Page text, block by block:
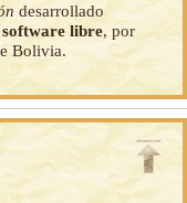
desarrollado
software libre, por
Bolivia.